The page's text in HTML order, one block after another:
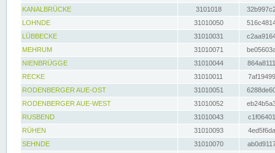
KANALBRÜCKE
3101018
LOHNDE
31010050
LÜBBECKE
31010031
MEHRUM
31010071
NIENBRÜGGE
31010044
RECKE
31010011
RODENBERGER AUE-OST
31010051
RODENBERGER AUE-WEST
31010052
RUSBEND
31010043
RÜHEN
31010093
SEHNDE
31010070